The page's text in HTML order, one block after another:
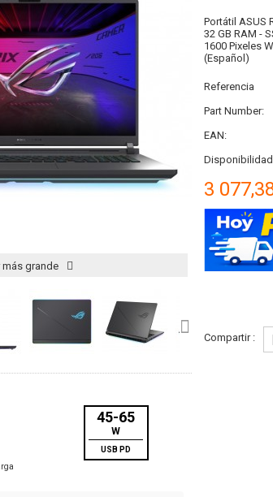
más grande
45-65
W
USB PD
Portátil ASUS
32 GB RAM -
1600 Pixeles
(Español)
Referencia
Part Number:
EAN:
3
Compartir :